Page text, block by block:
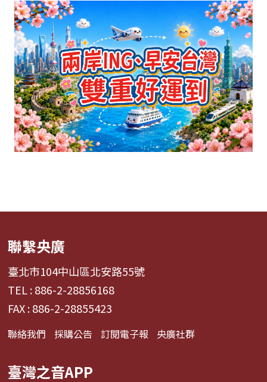
聯繫央廣
臺北市104中山區北安路55號
TEL : 886-2-28856168
FAX : 886-2-28855423
聯絡我們 採購公告 訂閱電子報 央廣社群
臺灣之音APP